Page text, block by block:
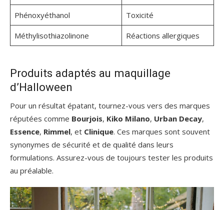
Phénoxyéthanol Toxicité
Méthylisothiazolinone Réactions allergiques
Produits adaptés au maquillage
d’Halloween
Pour un résultat épatant, tournez-vous vers des marques
réputées comme Bourjois, Kiko Milano, Urban Decay,
Essence, Rimmel, et Clinique. Ces marques sont souvent
synonymes de sécurité et de qualité dans leurs
formulations. Assurez-vous de toujours tester les produits
au préalable.